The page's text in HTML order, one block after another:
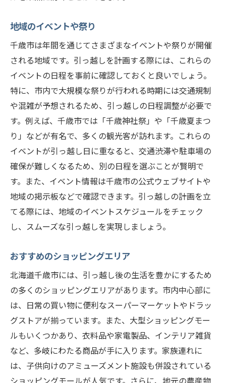
地域のイベントや祭り
千歳市は年間を通じてさまざまなイベントや祭りが開催
される地域です。引っ越しを計画する際には、これらの
イベントの日程を事前に確認しておくと良いでしょう。
特に、市内で大規模な祭りが行われる時期には交通規制
や混雑が予想されるため、引っ越しの日程調整が必要で
す。例えば、千歳市では「千歳神社祭」や「千歳夏まつ
り」などが有名で、多くの観光客が訪れます。これらの
イベントが引っ越し日に重なると、交通渋滞や駐車場の
確保が難しくなるため、別の日程を選ぶことが賢明で
す。また、イベント情報は千歳市の公式ウェブサイトや
地域の掲示板などで確認できます。引っ越しの計画を立
てる際には、地域のイベントスケジュールをチェック
し、スムーズな引っ越しを実現しましょう。
おすすめのショッピングエリア
北海道千歳市には、引っ越し後の生活を豊かにするため
の多くのショッピングエリアがあります。市内中心部に
は、日常の買い物に便利なスーパーマーケットやドラッ
グストアが揃っています。また、大型ショッピングモー
ルもいくつかあり、衣料品や家電製品、インテリア雑貨
など、多岐にわたる商品が手に入ります。家族連れに
は、子供向けのアミューズメント施設も併設されている
ショッピングモールが人気です。さらに、地元の農産物